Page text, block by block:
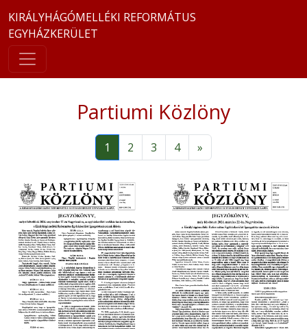
KIRÁLYHÁGÓMELLÉKI REFORMÁTUS
EGYHÁZKERÜLET
Partiumi Közlöny
1 2 3 4 »